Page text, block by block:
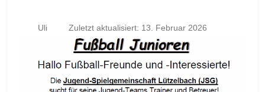
Uli Zuletzt aktualisiert: 13. Februar 2026